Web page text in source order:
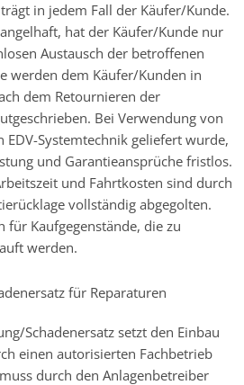
in jedem Fall der Käufer/Kunde.
hat der Käufer/Kunde nur
Austausch der betroffenen
werden dem Käufer/Kunden in
dem Retournieren der
Bei Verwendung von
EDV-Systemtechnik geliefert wurde,
und Garantieansprüche fristlos.
und Fahrtkosten sind durch
vollständig abgegolten.
für Kaufgegenstände, die zu
werden.
für Reparaturen
Schadenersatz setzt den Einbau
einen autorisierten Fachbetrieb
durch den Anlagenbetreiber